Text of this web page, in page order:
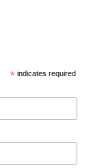
* indicates required